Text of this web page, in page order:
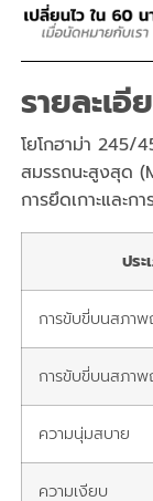
รายละเ
โยโกฮาม่า 245/
สมรรถนะสูงสุด
การยึดเกาะและก
ประ
การขับขี่บนสภา
การขับขี่บนสภา
ความนุ่มสบาย
ความเงียบ